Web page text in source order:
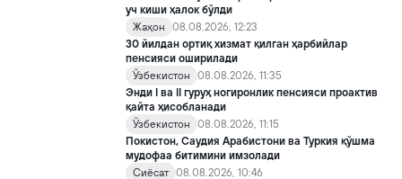
уч киши ҳалок бўлди
Жаҳон
08.08.2026, 12:23
30 йилдан ортиқ хизмат қилган ҳарбийлар
пенсияси оширилади
Ўзбекистон
08.08.2026, 11:35
Энди I ва II гуруҳ ногиронлик пенсияси проактив
қайта ҳисобланади
Ўзбекистон
08.08.2026, 11:15
Покистон, Саудия Арабистони ва Туркия қўшма
мудофаа битимини имзолади
Сиёсат 08.08.2026, 10:46